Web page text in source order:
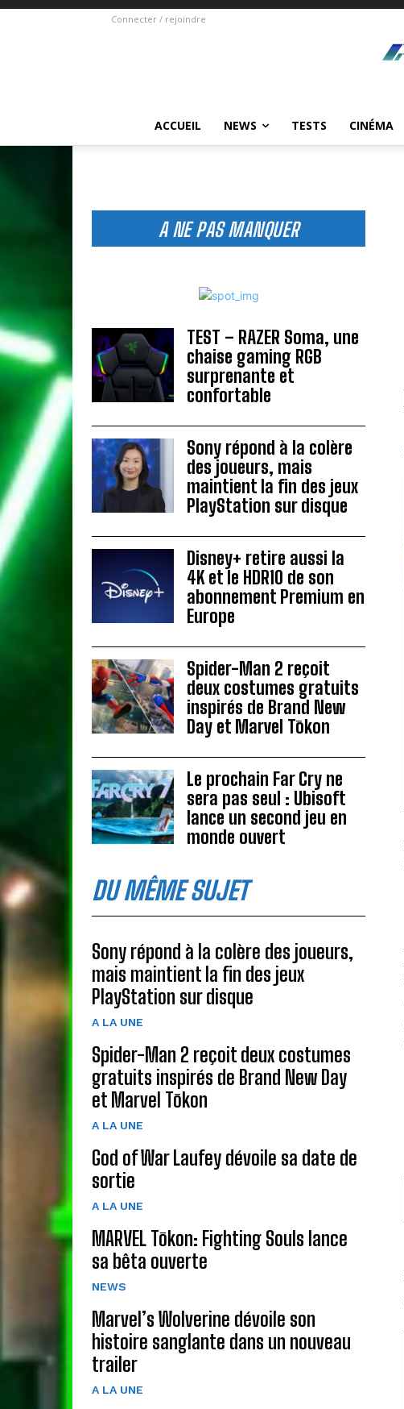
Connecter / rejoindre
ACCUEIL NEWS TESTS CINÉMA
A NE PAS MANQUER
TEST – RAZER Soma, une
chaise gaming RGB
surprenante et
confortable
Sony répond à la colère
des joueurs, mais
maintient la fin des jeux
PlayStation sur disque
Disney+ retire aussi la
4K et le HDR10 de son
abonnement Premium en
Europe
Spider-Man 2 reçoit
deux costumes gratuits
inspirés de Brand New
Day et Marvel Tōkon
Le prochain Far Cry ne
sera pas seul : Ubisoft
lance un second jeu en
monde ouvert
DU MÊME SUJET
Sony répond à la colère des joueurs,
mais maintient la fin des jeux
PlayStation sur disque
A LA UNE
Spider-Man 2 reçoit deux costumes
gratuits inspirés de Brand New Day
et Marvel Tōkon
A LA UNE
God of War Laufey dévoile sa date de
sortie
A LA UNE
MARVEL Tōkon: Fighting Souls lance
sa bêta ouverte
NEWS
Marvel’s Wolverine dévoile son
histoire sanglante dans un nouveau
trailer
A LA UNE